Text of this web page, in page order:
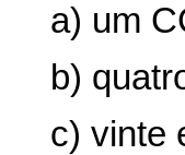
a) um
b)
c) vinte